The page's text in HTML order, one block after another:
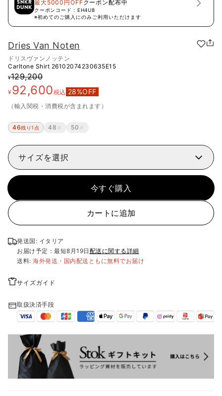
最大5000円OFFクーポン配布中
クーポンコード： EH4U8
※初めてのご購入にのみご利用いただけます
Dries Van Noten
ドリスヴァンノッテン
Carltone Shirt 26102074230635E15
¥129,200
¥92,600税込 28%OFF
（輸入関税・消費税が含まれます）
46残り1点 48 50
サイズを選択
今すぐ購入
カートに追加
発送国: イタリア
お届け予定：最短8月19日 配送に関する詳細
送料: 海外発送・国内配送ともに無料でお届け
サイズガイド
取扱決済手段